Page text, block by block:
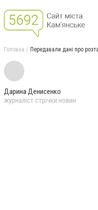
Головна Передавали дані про
Дарина Денисенко
журналіст стрічки новин